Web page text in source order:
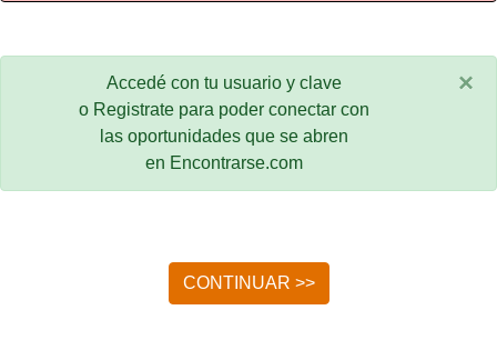
Accedé con tu usuario y clave
o Registrate para poder conectar con
las oportunidades que se abren
en Encontrarse.com
×
CONTINUAR >>